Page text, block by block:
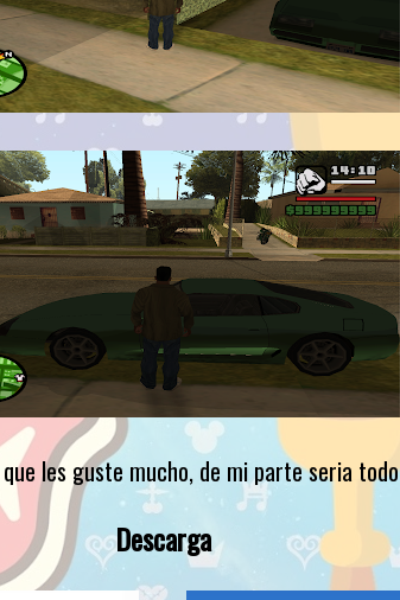
les guste mucho, de mi parte seria
Descarga